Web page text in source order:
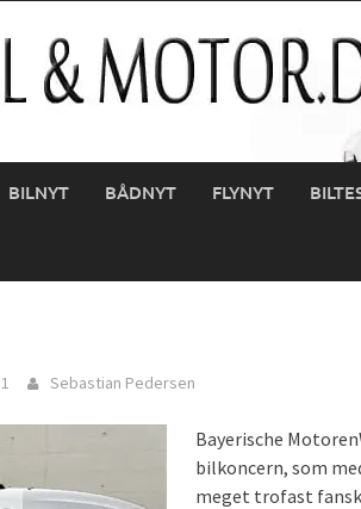
BILNYT BÅDNYT FLYNYT
Sebastian Pedersen
Bayerische
bilkoncern, som
meget trofast